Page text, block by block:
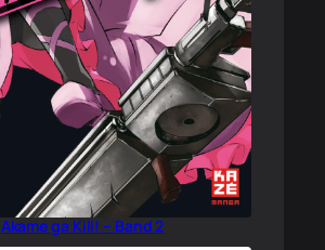
Akame ga Kill! – Band 2